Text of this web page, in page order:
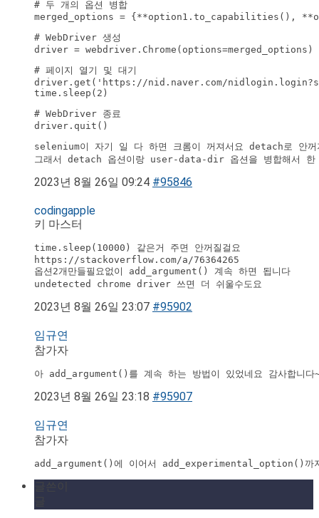
# 두 개의 옵션 병합
merged_options = {**option1.to_capabilities(),
# WebDriver 생성
driver = webdriver.Chrome(options=merged_options)
# 페이지 열기 및 대기
driver.get('https://nid.naver.com/
time.sleep(2)
# WebDriver 종료
driver.quit()
selenium이 자기 일 다 하면 크롬이 꺼져서요 detach로 안
2023년 8월 26일 09:24 #95846
codingapple
키 마스터
time.sleep(10000) 같은거 주면 안꺼질걸요
https://stackoverflow.com/a/76364265
옵션2개만들필요없이 add_argument() 계속 하면 됩니다
undetected chrome driver 쓰면 더 쉬울수도요
2023년 8월 26일 23:07 #95902
임규연
참가자
아 add_argument()를 계속 하는 방법이 있었네요 감사합니다
2023년 8월 26일 23:18 #95907
임규연
참가자
add_argument()에 이어서 add_experimental_option()까